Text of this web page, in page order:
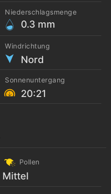
Niederschlagsmenge
0.3 mm
Windrichtung
Nord
Sonnenuntergang
20:21
Pollen
Mittel